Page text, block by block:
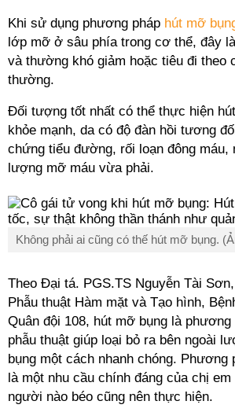
Khi sử dụng phương pháp hút mỡ
lớp mỡ ở sâu phía trong cơ thể, đây
và thường khó giảm hoặc tiêu đi theo
thường.
Đối tượng tốt nhất có thể thực hiện
khỏe mạnh, da có độ đàn hồi tương
chứng tiểu đường, rối loạn đông máu,
lượng mỡ máu vừa phải.
Không phải ai cũng có thế hút mỡ bụng.
Theo Đại tá. PGS.TS Nguyễn Tài
Phẫu thuật Hàm mặt và Tạo hình,
Quân đội 108, hút mỡ bụng là phương
phẫu thuật giúp loại bỏ ra bên ngoài
bụng một cách nhanh chóng. Phương
là một nhu cầu chính đáng của chị em
người nào béo cũng nên thực hiện.